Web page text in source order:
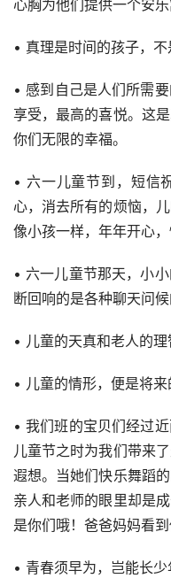
心胸为他们提供一个安乐
• 真理是时间的孩子，不
• 感到自己是人们所需
享受，最高的喜悦。这
你们无限的幸福。
• 六一儿童节到，短信
心，消去所有的烦恼，
像小孩一样，年年开心，
• 六一儿童节那天，小
断回响的是各种聊天问候
• 儿童的天真和老人的理
• 儿童的情形，便是将来
• 我们班的宝贝们经过
儿童节之时为我们带来
遐想。当她们快乐舞蹈
亲人和老师的眼里却是
是你们哦！爸爸妈妈看
• 青春须早为，岂能长少